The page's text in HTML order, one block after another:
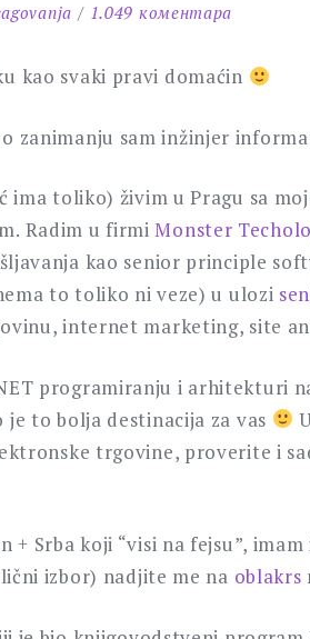
1.049 коментара
i
programi
–
kao svaki pravi domaćin
zanimanju sam inžinjer
ima toliko) živim u Pragu sa
Radim u firmiMonster
kao senior principle
to toliko ni veze) u ulozi
internet marketing, site
programiranju i arhitekturi
to bolja destinacija za vas
trgovine, proverite i
Srba koji “visi na fejsu”, imam
izbor) nadjite me na oblakrs